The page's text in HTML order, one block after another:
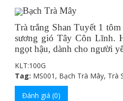
Bạch Trà Mây
Trà trắng Shan Tuyết 1
sương gió Tây Côn Lĩnh.
ngọt hậu, dành cho người
KLT:100G
Tag: MS001 , Bạch Trà Mây, Trà
Đánh giá (0)